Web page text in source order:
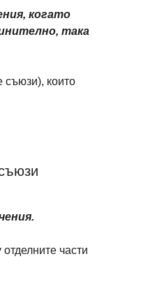
когато
така
съюзи), които
части